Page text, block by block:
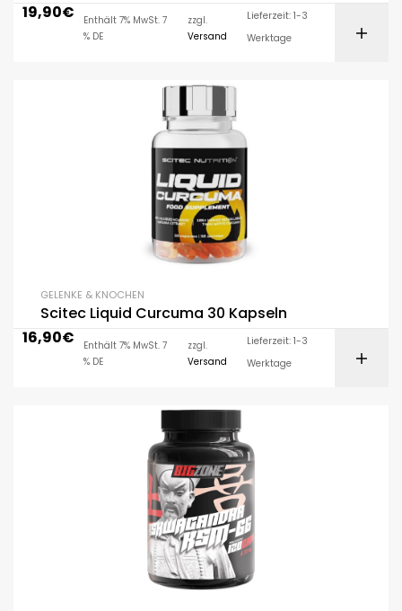
19,90€
Enthält 7% MwSt. 7
% DE
zzgl.
Versand
Lieferzeit: 1-3
Werktage
GELENKE & KNOCHEN
Scitec Liquid Curcuma 30 Kapseln
16,90€
Enthält 7% MwSt. 7
% DE
zzgl.
Versand
Lieferzeit: 1-3
Werktage